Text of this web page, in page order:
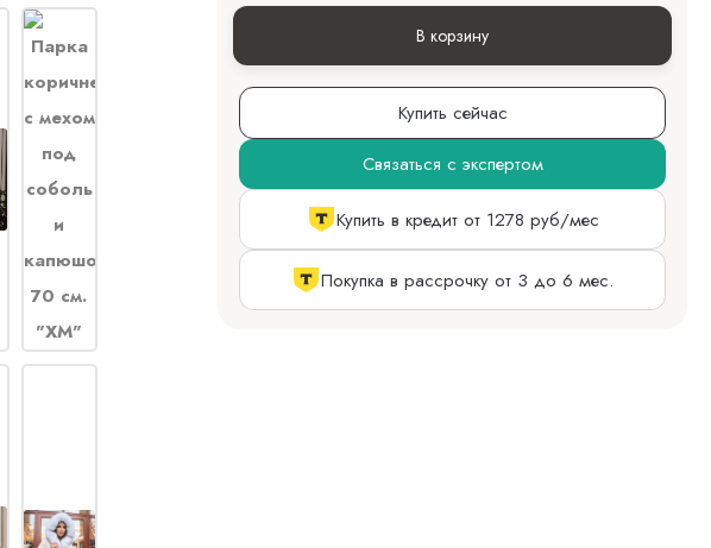
В корзину
Купить сейчас
Связаться с экспертом
Купить в кредит от 1278 руб/мес
Покупка в рассрочку от 3 до 6 мес.